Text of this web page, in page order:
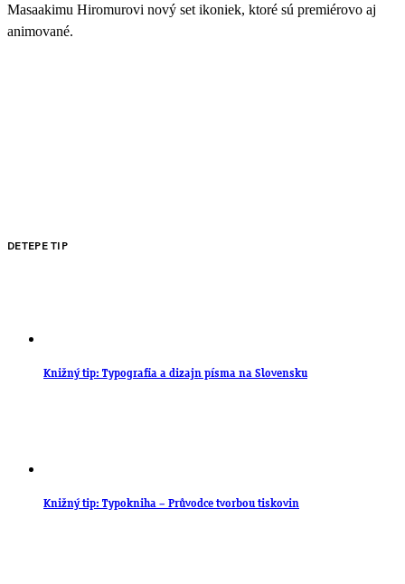
Masaakimu Hiromurovi nový set ikoniek, ktoré sú premiérovo aj
animované.
DETEPE TIP
Knižný tip: Typografia a dizajn písma na Slovensku
Knižný tip: Typokniha – Průvodce tvorbou tiskovin